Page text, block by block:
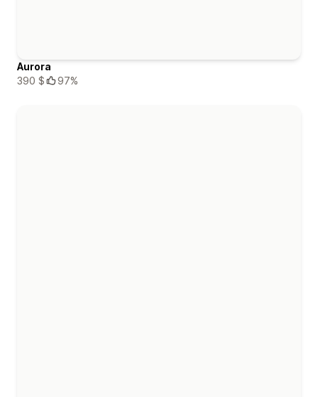
Aurora
390 $
97%